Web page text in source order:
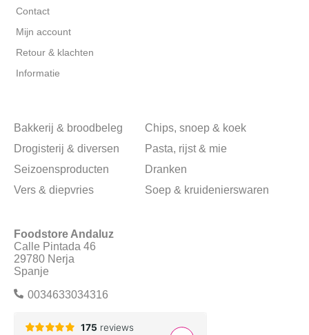
Contact
Mijn account
Retour & klachten
Informatie
Bakkerij & broodbeleg
Chips, snoep & koek
Drogisterij & diversen
Pasta, rijst & mie
Seizoensproducten
Dranken
Vers & diepvries
Soep & kruidenierswaren
Foodstore Andaluz
Calle Pintada 46
29780 Nerja
Spanje
0034633034316